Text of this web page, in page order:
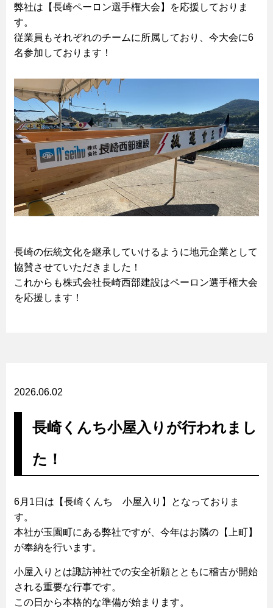
弊社は【長崎ペーロン選手権大会】を応援しておりま
す。
従業員もそれぞれのチームに所属しており、今大会に6
名参加しております！
長崎の伝統文化を継承していけるように地元企業として
協賛させていただきました！
これからも株式会社長崎西部建設はペーロン選手権大会
を応援します！
2026.06.02
長崎くんち小屋入りが行われまし
た！
6月1日は【長崎くんち 小屋入り】となっておりま
す。
本社が玉園町にある弊社ですが、今年はお隣の【上町】
が奉納を行います。
小屋入りとは諏訪神社での安全祈願とともに稽古が開始
される重要な行事です。
この日から本格的な準備が始まります。